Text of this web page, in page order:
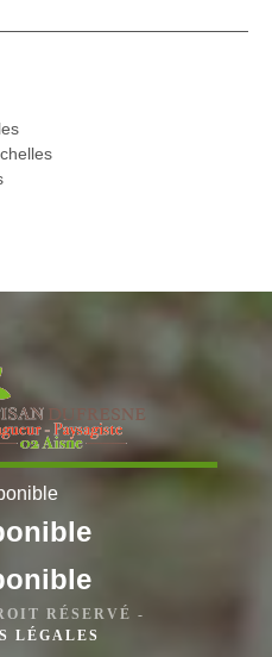
RÉSERVÉ -
LÉGALES